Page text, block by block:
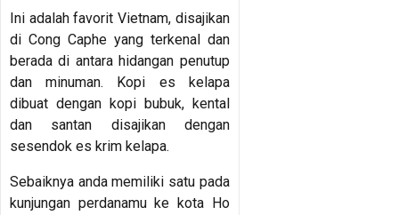
Ini adalah favorit Vietnam, disajikan
di Cong Caphe yang terkenal dan
berada di antara hidangan penutup
dan minuman. Kopi es kelapa
dibuat dengan kopi bubuk, kental
dan santan disajikan dengan
sesendok es krim kelapa.
Sebaiknya anda memiliki satu pada
kunjungan perdanamu ke kota Ho